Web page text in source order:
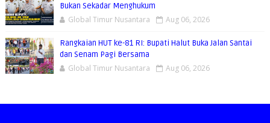
Bukan Sekadar Menghukum
Global Timur Nusantara Aug 06, 2026
Rangkaian HUT ke-81 RI: Bupati Halut Buka Jalan Santai
dan Senam Pagi Bersama
Global Timur Nusantara Aug 06, 2026